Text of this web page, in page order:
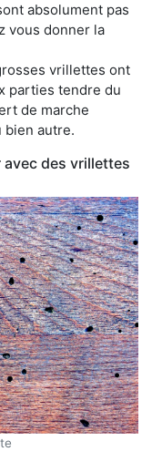
absolument pas
vous donner la
vrillettes ont
parties tendre du
de marche
bien autre.
des vrillettes